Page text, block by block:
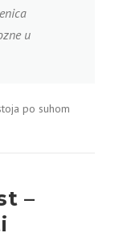
u
po suhom
–